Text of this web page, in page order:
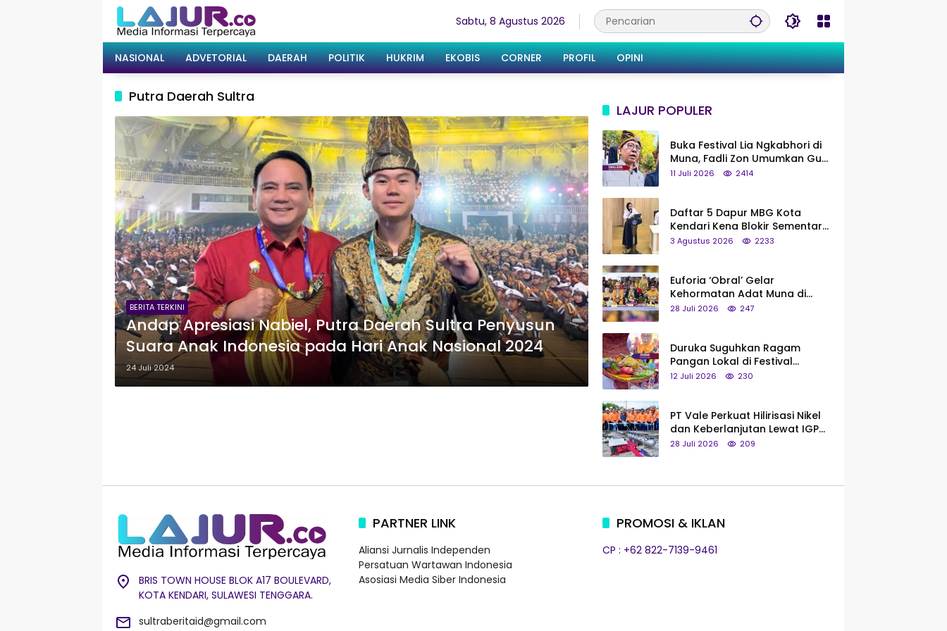
Sabtu, 8 Agustus 2026
NASIONAL ADVETORIAL DAERAH POLITIK HUKRIM EKOBIS CORNER PROFIL OPINI
Putra Daerah Sultra
BERITA TERKINI
Andap Apresiasi Nabiel, Putra Daerah Sultra Penyusun
Suara Anak Indonesia pada Hari Anak Nasional 2024
24 Juli 2024
LAJUR POPULER
Buka Festival Lia Ngkabhori di
Muna, Fadli Zon Umumkan Gua
Metanduno Segera Naik Status
11 Juli 2026 2414
Daftar 5 Dapur MBG Kota
Kendari Kena Blokir Sementara
dari Pusat
3 Agustus 2026 2233
Euforia ‘Obral’ Gelar
Kehormatan Adat Muna di
Silaturahmi KKMM, Ridwan Bae:
28 Juli 2026 247
Duruka Suguhkan Ragam
Pangan Lokal di Festival
Liangkobhori, Dari Umbi Rebus
12 Juli 2026 230
PT Vale Perkuat Hilirisasi Nikel
dan Keberlanjutan Lewat IGP
Morowali
28 Juli 2026 209
BRIS TOWN HOUSE BLOK A17 BOULEVARD,
KOTA KENDARI, SULAWESI TENGGARA.
sultraberitaid@gmail.com
PARTNER LINK
Aliansi Jurnalis Independen
Persatuan Wartawan Indonesia
Asosiasi Media Siber Indonesia
PROMOSI & IKLAN
CP : +62 822-7139-9461